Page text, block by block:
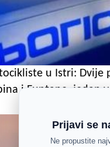
u Istri: Dvije
i Funtane, jedan
Prijavi se
Ne propustite